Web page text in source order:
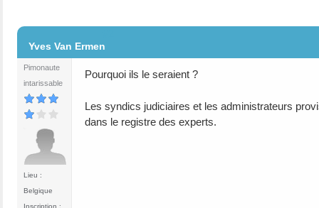
Yves Van Ermen
Pimonaute
intarissable
Lieu :
Belgique
Inscription :
Pourquoi ils le seraient ?
Les syndics judiciaires et les administrateurs
dans le registre des experts.